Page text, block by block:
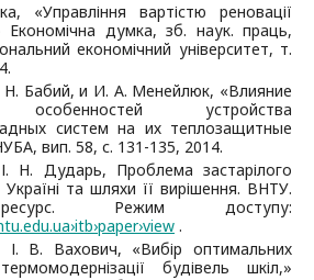
«Управління вартістю реновації
думка, зб. наук. праць,
економічний університет, т.
Бабий, и И. А. Менейлюк, «Влияние
особенностей устройства
систем на их теплозащитные
вип. 58, с. 131-135, 2014.
Н. Дударь, Проблема застарілого
та шляхи її вирішення. ВНТУ.
ресурс. Режим доступу:
.
В. Вахович, «Вибір оптимальних
будівель шкіл,»